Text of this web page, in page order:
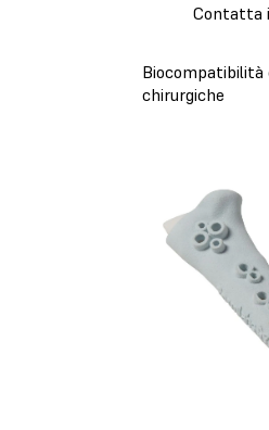
Contatta
Biocompatibilità
chirurgiche